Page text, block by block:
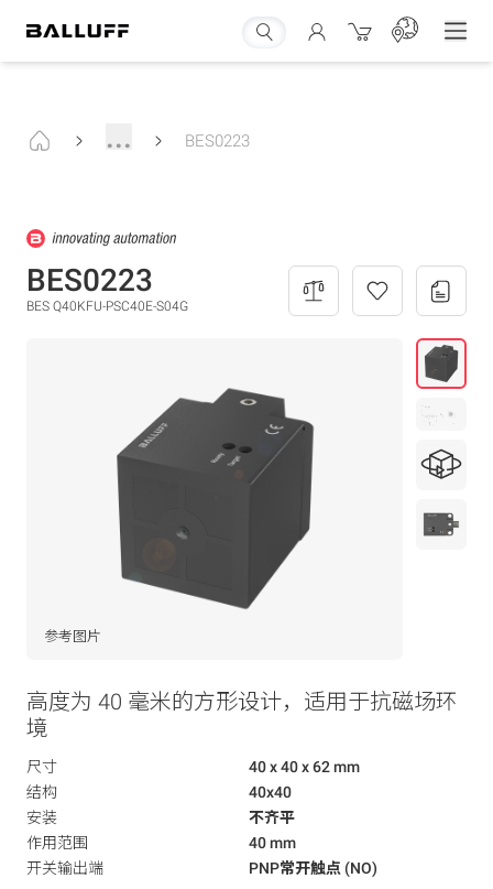
... BES0223
BES0223
BES Q40KFU-PSC40E-S04G
参考图片
高度为 40 毫米的方形设计，适用于抗磁场环
境
尺寸
40 x 40 x 62 mm
结构
40x40
安装
不齐平
作用范围
40 mm
开关输出端
PNP常开触点 (NO)